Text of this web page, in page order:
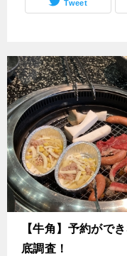
Tweet
【牛角】予約がで
底調査！